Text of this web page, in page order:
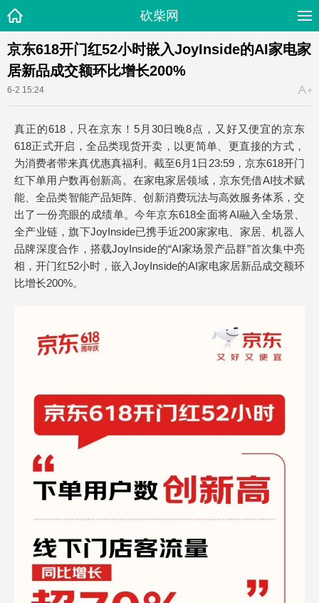
砍柴网
京东618开门红52小时嵌入JoyInside的AI家电家
居新品成交额环比增长200%
6-2 15:24
真正的618，只在京东！5月30日晚8点，又好又便宜的京东
618正式开启，全品类现货开卖，以更简单、更直接的方式，
为消费者带来真优惠真福利。截至6月1日23:59，京东618开门
红下单用户数再创新高。在家电家居领域，京东凭借AI技术赋
能、全品类智能产品矩阵、创新消费玩法与高效服务体系，交
出了一份亮眼的成绩单。今年京东618全面将AI融入全场景、
全产业链，旗下JoyInside已携手近200家家电、家居、机器人
品牌深度合作，搭载JoyInside的“AI家场景产品群”首次集中亮
相，开门红52小时，嵌入JoyInside的AI家电家居新品成交额环
比增长200%。